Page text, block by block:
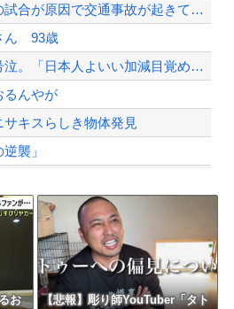
世耕議員、国会で審議・議決した予算を財務省が勝手に３兆円動かしていると指摘・問題...
【緊急速報】NYで警官が黒人男性の首を絞め、暴動第二波不可避へ
Powered by livedoor 相互RSS
【珍事】サッカーの試合が原因で交通事故が起きてしまう。
ん 93歳
【悲報】関暁夫、号泣。「日本人よいい加減目覚めろ！」と涙の訴え
んやが
キスらしき物体発見
襲」
日本旅行キャンセルすべきか…1万年ぶり史上最大級の火山の兆し＝韓国の反応
お
【悲報】彫り師YouTuber「タト